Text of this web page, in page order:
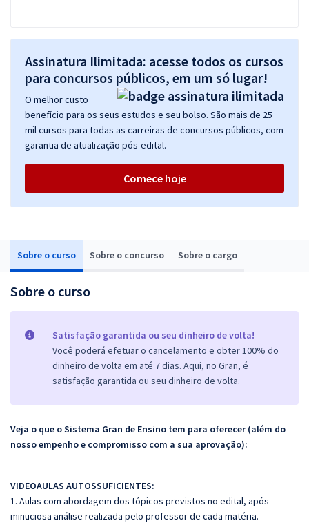
Sobre o curso Sobre o concurso Sobre o cargo
Sobre o curso
Satisfação garantida ou seu dinheiro de volta!
Você poderá efetuar o cancelamento e obter 100% do
dinheiro de volta em até 7 dias. Aqui, no Gran, é
satisfação garantida ou seu dinheiro de volta.
Veja o que o Sistema Gran de Ensino tem para oferecer (além do
nosso empenho e compromisso com a sua aprovação):
VIDEOAULAS AUTOSSUFICIENTES:
1. Aulas com abordagem dos tópicos previstos no edital, após
minuciosa análise realizada pelo professor de cada matéria.
Assinatura Ilimitada: acesse todos os cursos
para concursos públicos, em um só lugar!
O melhor custo
benefício para os seus estudos e seu bolso. São mais de 25
mil cursos para todas as carreiras de concursos públicos, com
garantia de atualização pós-edital.
Comece hoje